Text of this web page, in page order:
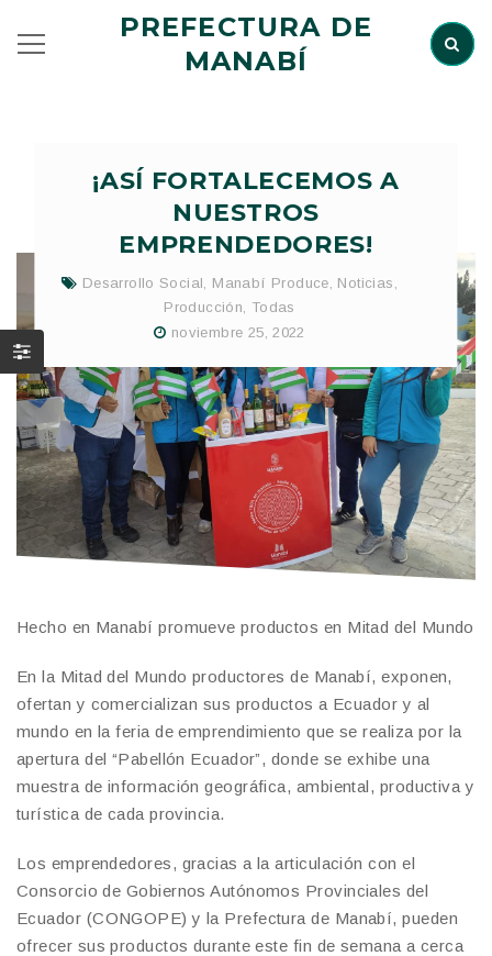
PREFECTURA DE
MANABÍ
¡ASÍ FORTALECEMOS A
NUESTROS
EMPRENDEDORES!
Desarrollo Social, Manabí Produce, Noticias ,
Producción, Todas
noviembre 25, 2022
Hecho en Manabí promueve productos en Mitad del Mundo
En la Mitad del Mundo productores de Manabí, exponen,
ofertan y comercializan sus productos a Ecuador y al
mundo en la feria de emprendimiento que se realiza por la
apertura del “Pabellón Ecuador”, donde se exhibe una
muestra de información geográfica, ambiental, productiva y
turística de cada provincia.
Los emprendedores, gracias a la articulación con el
Consorcio de Gobiernos Autónomos Provinciales del
Ecuador (CONGOPE) y la Prefectura de Manabí, pueden
ofrecer sus productos durante este fin de semana a cerca